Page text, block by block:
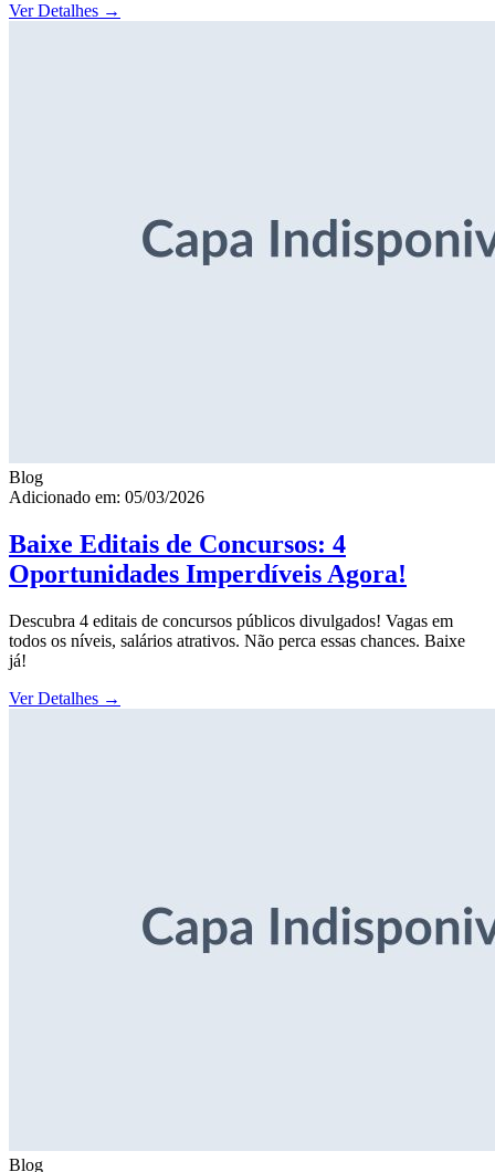
Ver Detalhes →
Blog
Adicionado em: 05/03/2026
Baixe Editais de Concursos: 4
Oportunidades Imperdíveis Agora!
Descubra 4 editais de concursos públicos divulgados! Vagas em
todos os níveis, salários atrativos. Não perca essas chances. Baixe
já!
Ver Detalhes →
Blog